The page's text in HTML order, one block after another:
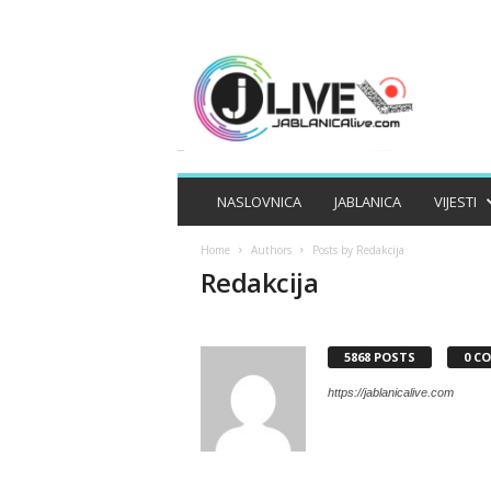
NASLOVNICA JABLANICA VIJESTI
Home Authors Posts by Redakcija
Redakcija
5868 POSTS 0
https://jablanicalive.com